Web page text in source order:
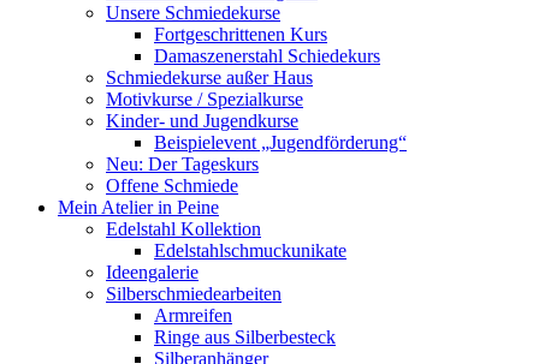
Unsere Schmiedekurse
Fortgeschrittenen Kurs
Damaszenerstahl Schiedekurs
Schmiedekurse außer Haus
Motivkurse / Spezialkurse
Kinder- und Jugendkurse
Beispielevent „Jugendförderung“
Neu: Der Tageskurs
Offene Schmiede
Mein Atelier in Peine
Edelstahl Kollektion
Edelstahlschmuckunikate
Ideengalerie
Silberschmiedearbeiten
Armreifen
Ringe aus Silberbesteck
Silberanhänger